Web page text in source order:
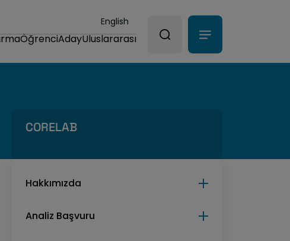
English
ÖğrenciAdayUluslararası
CORELAB
Hakkımızda
Analiz Başvuru